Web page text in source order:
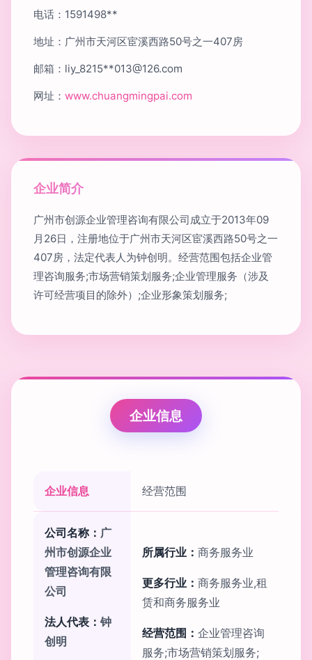
电话：1591498**
地址：广州市天河区宦溪西路50号之一407房
邮箱：liy_8215**013@126.com
网址： www.chuangmingpai.com
企业简介
广州市创源企业管理咨询有限公司成立于2013年09
月26日，注册地位于广州市天河区宦溪西路50号之一
407房，法定代表人为钟创明。经营范围包括企业管
理咨询服务;市场营销策划服务;企业管理服务（涉及
许可经营项目的除外）;企业形象策划服务;
企业信息
企业信息 经营范围
公司名称： 广
州市创源企业
管理咨询有限
公司
法人代表： 钟
创明
所属行业： 商务服务业
更多行业： 商务服务业,租
赁和商务服务业
经营范围： 企业管理咨询
服务;市场营销策划服务;